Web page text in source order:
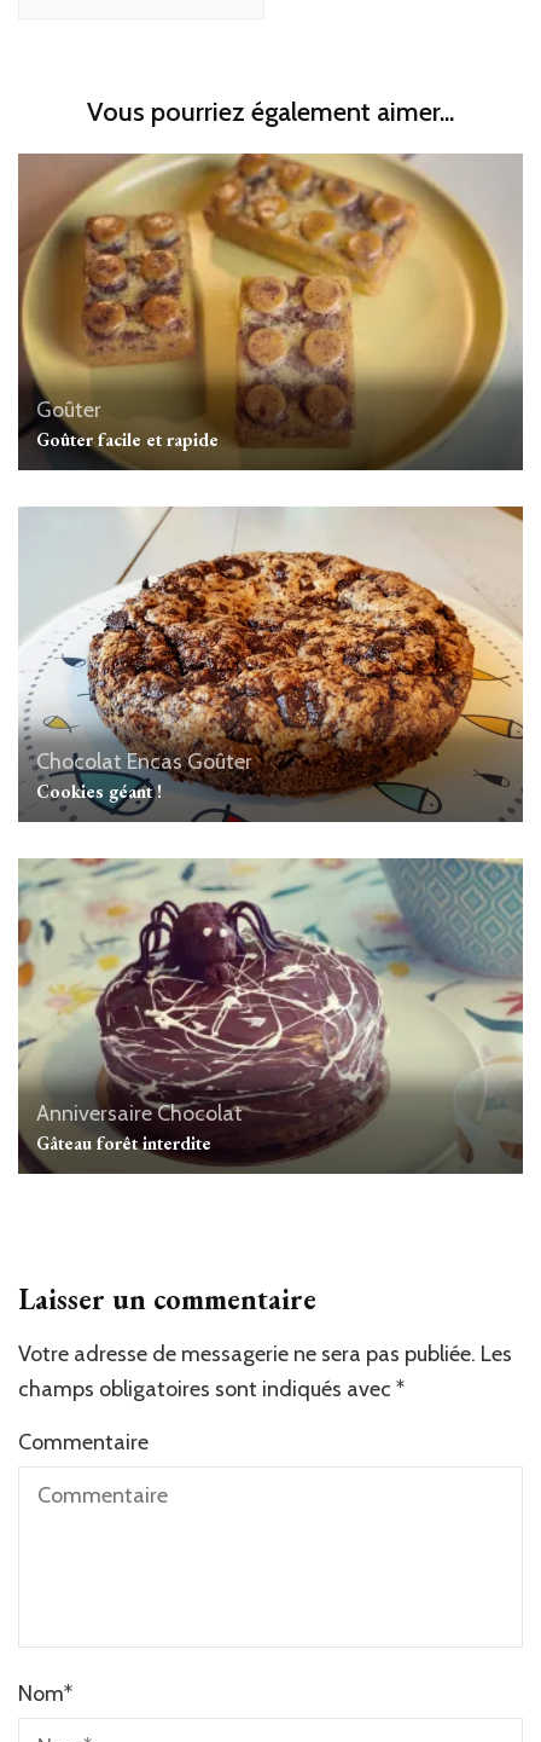
Vous pourriez également aimer...
Goûter
Goûter facile et rapide
Chocolat EncasGoûter
Cookies géant !
AnniversaireChocolat
Gâteau forêt interdite
Laisser un commentaire
Votre adresse de messagerie ne sera pas publiée. Les
champs obligatoires sont indiqués avec *
Commentaire
Nom*